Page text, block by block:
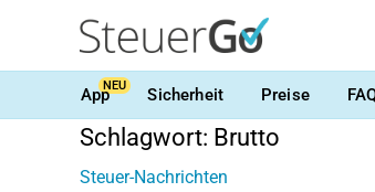
AppNEU Sicherheit Preise
Schlagwort: Brutto
Steuer-Nachrichten